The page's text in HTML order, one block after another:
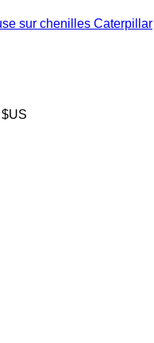
sur chenilles Caterpillar